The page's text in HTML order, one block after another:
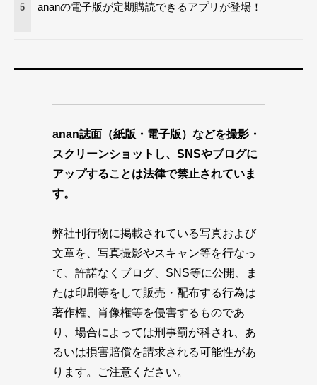
5 ananの電子版が定期購読できるアプリが登場！
anan誌面（紙版・電子版）などを撮影・
スクリーンショットし、SNSやブログに
アップすることは法律で禁止されていま
す。
弊社刊行物に掲載されている写真および
文章を、写真撮影やスキャン等を行なっ
て、許諾なくブログ、SNS等に公開、ま
たは印刷等をして販売・配布する行為は
著作権、肖像権等を侵害するものであ
り、場合によっては刑事罰が科され、あ
るいは損害賠償を請求される可能性があ
ります。ご注意ください。